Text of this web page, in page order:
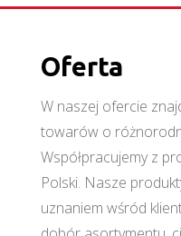
Oferta
W naszej ofercie
towarów o
Współpracujemy z
Polski. Nasze
uznaniem wśród